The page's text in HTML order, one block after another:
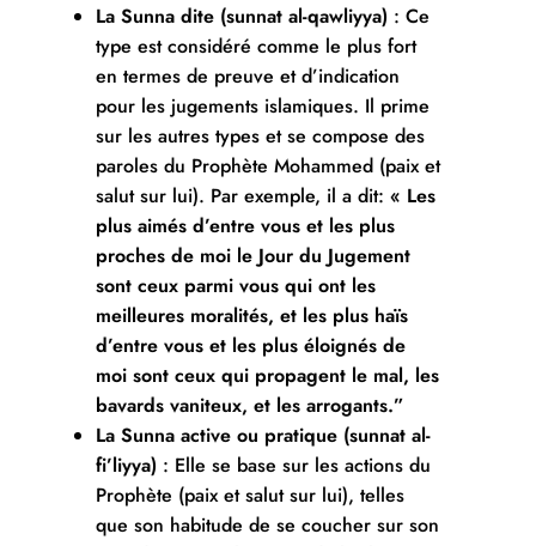
La Sunna dite (sunnat al-qawliyya) : Ce
type est considéré comme le plus fort
en termes de preuve et d’indication
pour les jugements islamiques. Il prime
sur les autres types et se compose des
paroles du Prophète Mohammed (paix et
salut sur lui). Par exemple, il a dit: « Les
plus aimés d’entre vous et les plus
proches de moi le Jour du Jugement
sont ceux parmi vous qui ont les
meilleures moralités, et les plus haïs
d’entre vous et les plus éloignés de
moi sont ceux qui propagent le mal, les
bavards vaniteux, et les arrogants.”
La Sunna active ou pratique (sunnat al-
fi’liyya) : Elle se base sur les actions du
Prophète (paix et salut sur lui), telles
que son habitude de se coucher sur son